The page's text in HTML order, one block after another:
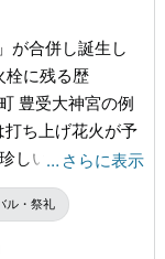
が合併し誕生し
ち上げ花火が予
しい！ 良いお天
… さらに表示
ル・祭礼